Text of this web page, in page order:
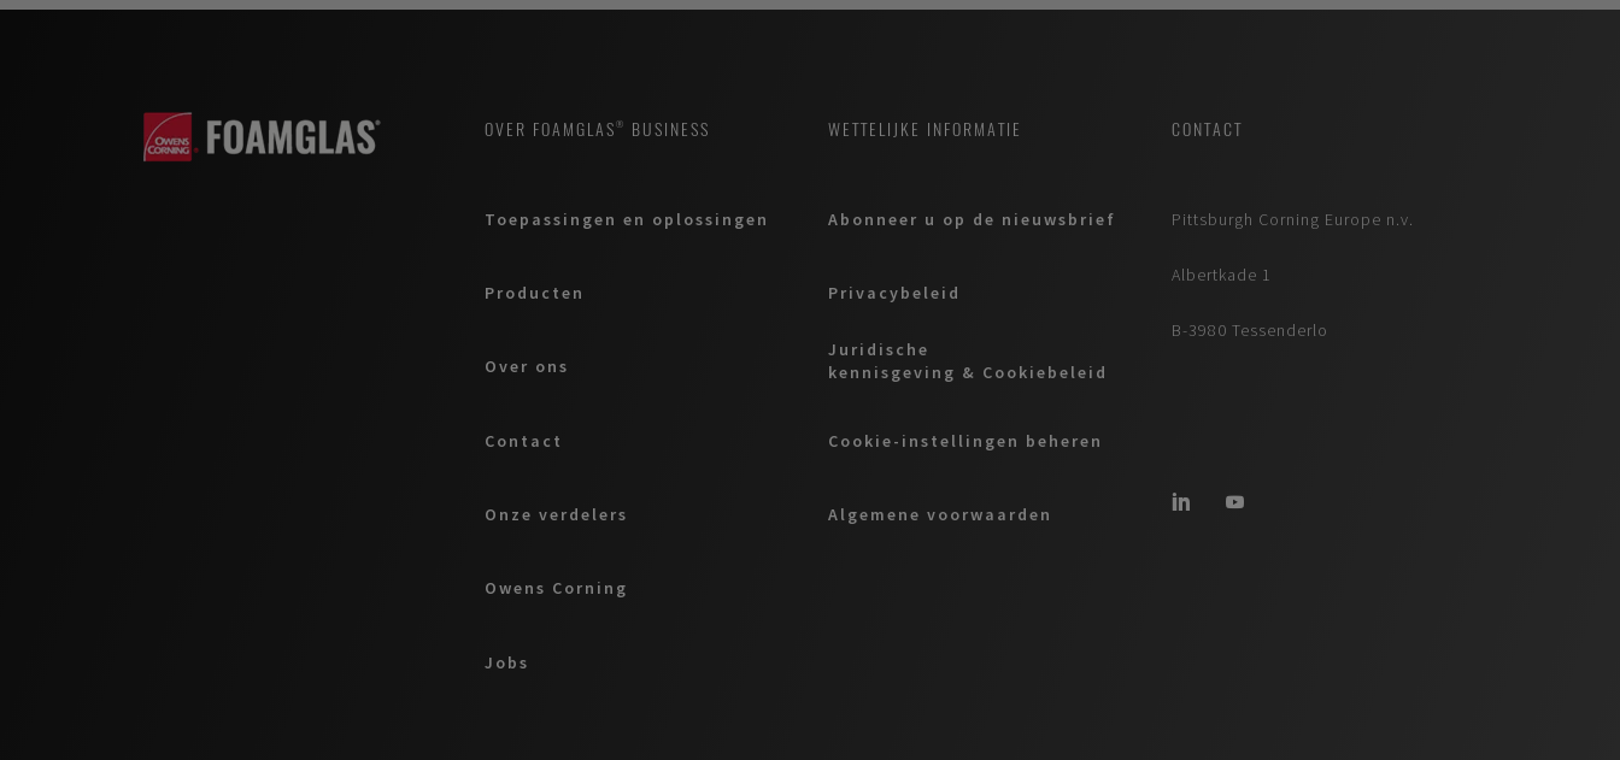
OVER FOAMGLAS® BUSINESS
Toepassingen en oplossingen
Producten
Over ons
Contact
Onze verdelers
Owens Corning
Jobs
WETTELIJKE INFORMATIE
Abonneer u op de nieuwsbrief
Privacybeleid
Juridische
kennisgeving & Cookiebeleid
Cookie-instellingen beheren
Algemene voorwaarden
CONTACT
Pittsburgh Corning Europe n.v.
Albertkade 1
B-3980 Tessenderlo